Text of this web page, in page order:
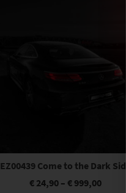
EZ00439 Come to the Dark Side
€ 24,90 –€ 999,00